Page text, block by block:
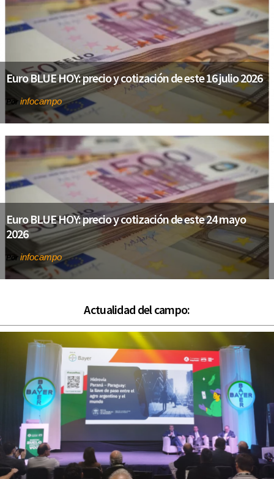
Euro BLUE HOY: precio y cotización de este 16 julio 2026
Por infocampo
Euro BLUE HOY: precio y cotización de este 24 mayo
2026
Por infocampo
Actualidad del campo: